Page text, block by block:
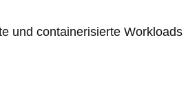
und containerisierte Workloads